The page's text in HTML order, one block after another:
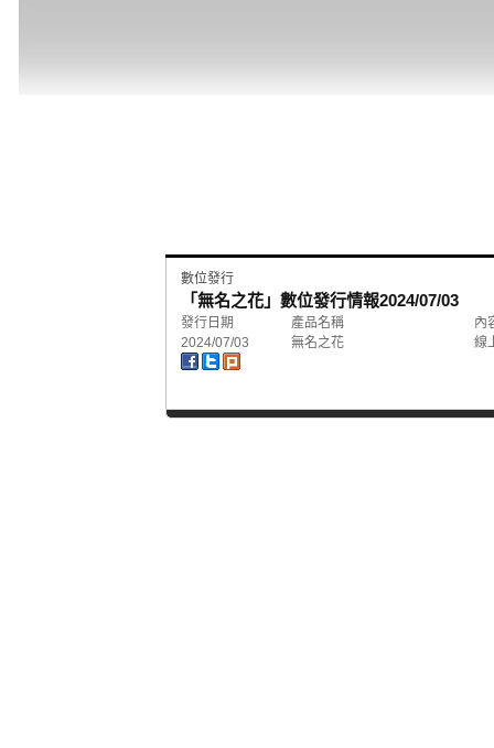
數位發行
「無名之花」數位發行情報2024/07/03
發行日期 產品名稱
內
2024/07/03
無名之花 線